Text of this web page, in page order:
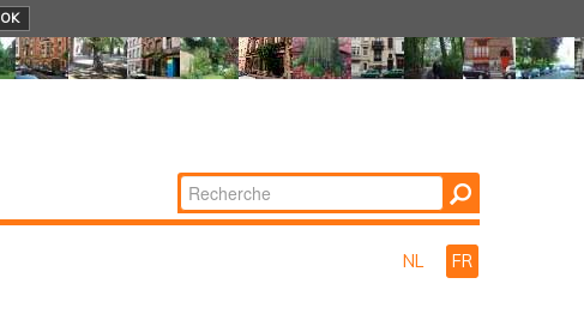
OK
Chercher par
Recherche
NL FR